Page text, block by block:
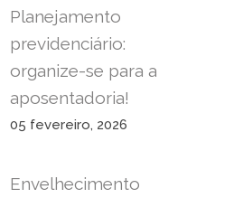
Planejamento
previdenciário:
organize-se para a
aposentadoria!
05 fevereiro, 2026
Envelhecimento